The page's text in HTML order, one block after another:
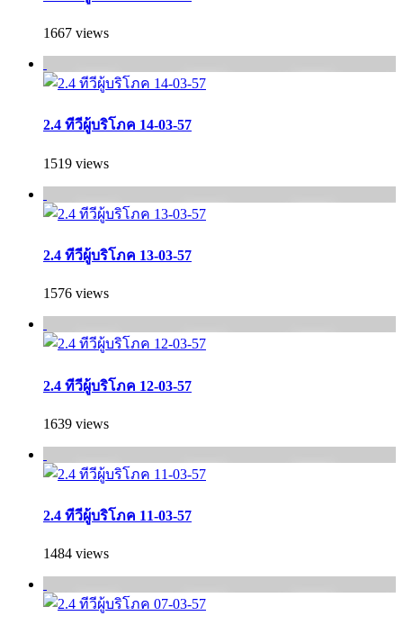
1667 views
2.4 ทีวีผู้บริโภค 14-03-57
1519 views
2.4 ทีวีผู้บริโภค 13-03-57
1576 views
2.4 ทีวีผู้บริโภค 12-03-57
1639 views
2.4 ทีวีผู้บริโภค 11-03-57
1484 views